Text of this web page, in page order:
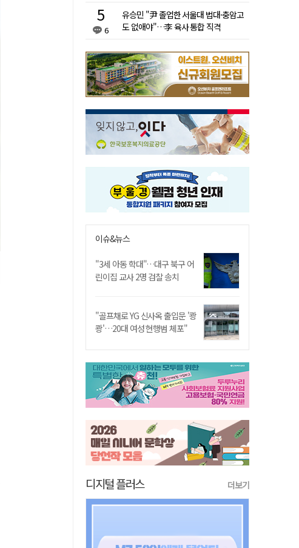
6
유승민 "尹 졸업한 서울대 법대·충암고
도 없애야"…李 육사 통합 직격
이슈&뉴스
"3세 아동 학대"…대구 북구 어
린이집 교사 2명 검찰 송치
"골프채로 YG 신사옥 출입문 '쾅
쾅'…20대 여성 현행범 체포"
디지털 플러스 더보기